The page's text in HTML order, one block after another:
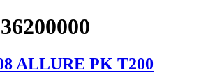
36200000
ALLURE PK T200